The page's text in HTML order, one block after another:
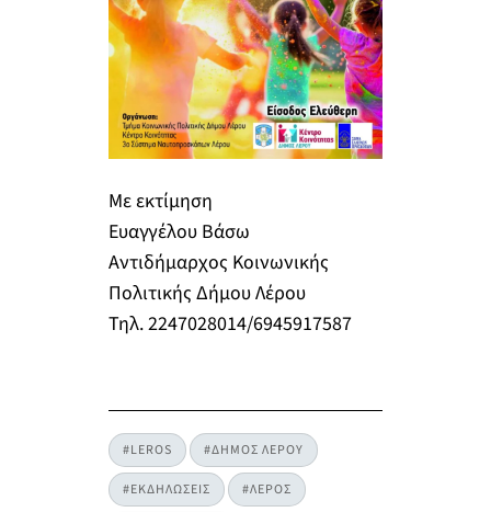
Με εκτίμηση
Ευαγγέλου Βάσω
Αντιδήμαρχος Κοινωνικής
Πολιτικής Δήμου Λέρου
Τηλ. 2247028014/6945917587
#LEROS #ΔΗΜΟΣ ΛΕΡΟΥ
#ΕΚΔΗΛΩΣΕΙΣ #ΛΕΡΟΣ